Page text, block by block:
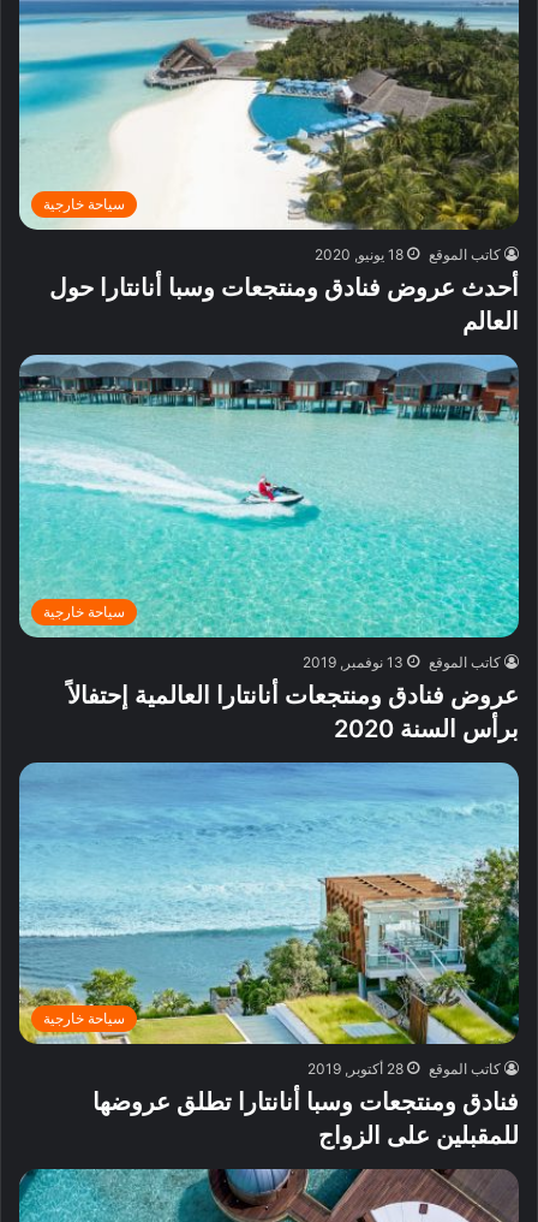
سياحة خارجية
كاتب الموقع 18 يونيو, 2020
أحدث عروض فنادق ومنتجعات وسبا أنانتارا حول
العالم
سياحة خارجية
كاتب الموقع 13 نوفمبر, 2019
عروض فنادق ومنتجعات أنانتارا العالمية إحتفالاً
برأس السنة 2020
سياحة خارجية
كاتب الموقع 28 أكتوبر, 2019
فنادق ومنتجعات وسبا أنانتارا تطلق عروضها
للمقبلين على الزواج